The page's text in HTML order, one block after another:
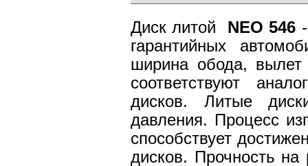
Диск литой NEO 546
гарантийных
ширина обода, вылет
соответствуют
дисков. Литые
давления. Процесс
способствует
дисков. Прочность